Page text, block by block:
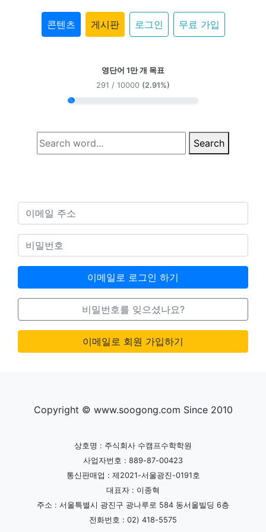
콘텐츠 게시판 로그인 무료 가입
영단어 1만 개 목표
291 / 10000 (2.91%)
Search
이메일로 로그인 하기
비밀번호를 잊으셨나요?
이메일로 회원 가입하기
Copyright © www.soogong.com Since 2010
상호명 : 주식회사 수캠프수학학원
사업자번호 : 889-87-00423
통신판매업 : 제2021-서울광진-0191호
대표자 : 이종혁
주소 : 서울특별시 광진구 광나루로 584 동서울빌딩 6층
전화번호 : 02) 418-5575